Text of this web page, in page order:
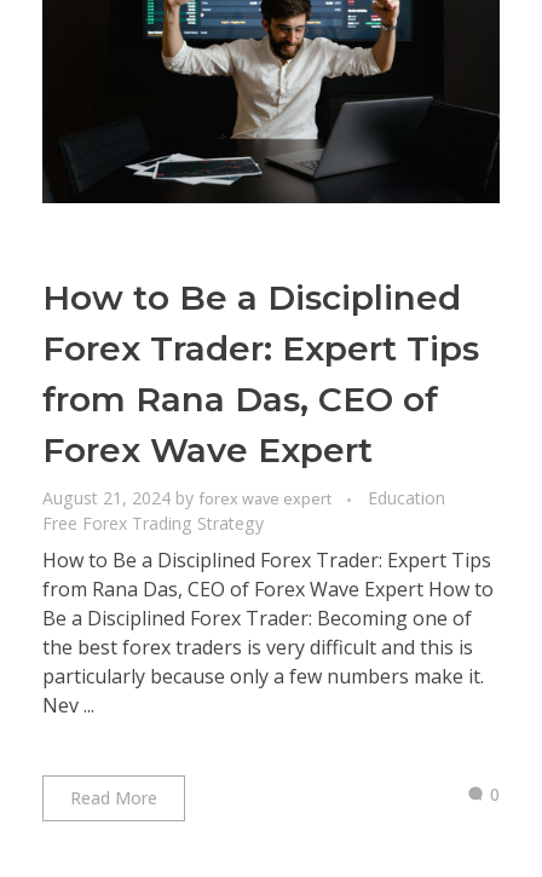
How to Be a Disciplined
Forex Trader: Expert Tips
from Rana Das, CEO of
Forex Wave Expert
August 21, 2024 by forex wave expert
Education
Free Forex Trading Strategy
How to Be a Disciplined Forex Trader: Expert Tips
from Rana Das, CEO of Forex Wave Expert How to
Be a Disciplined Forex Trader: Becoming one of
the best forex traders is very difficult and this is
particularly because only a few numbers make it.
Nev ...
Read More 0